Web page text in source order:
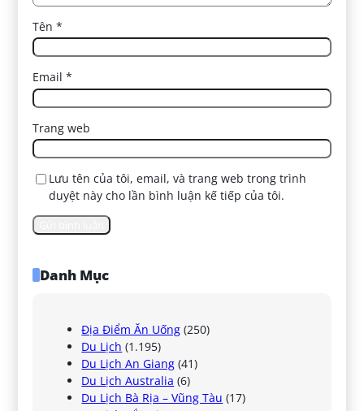
Tên*
Email*
Trang web
Lưu tên của tôi, email, và trang web trong trình
duyệt này cho lần bình luận kế tiếp của tôi.
Danh Mục
Địa Điểm Ăn Uống (250)
Du Lịch (1.195)
Du Lịch An Giang (41)
Du Lịch Australia (6)
Du Lịch Bà Rịa – Vũng Tàu (17)